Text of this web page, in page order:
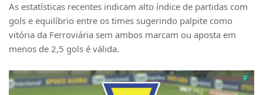
As estatísticas recentes indicam alto índice de partidas com
gols e equilíbrio entre os times sugerindo palpite como
vitória da Ferroviária sem ambos marcam ou aposta em
menos de 2,5 gols é válida.